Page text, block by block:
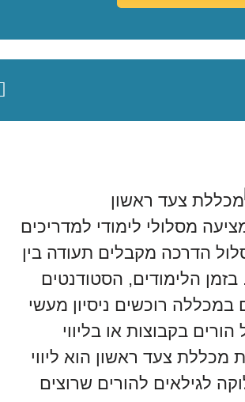
מסלולי לימודי למדריכים
הדרכה מקבלים תעודה בין
הלימודים, הסטודנטים
רוכשים ניסיון מעשי
בקבוצות או בליווי
צעד ראשון הוא ליווי
לגילאים להורים שרוצים